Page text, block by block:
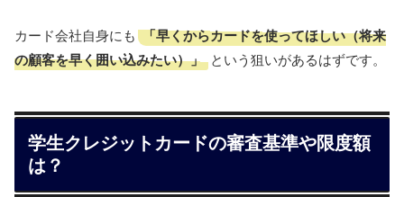
カード会社自身にも 「早くからカードを使ってほしい（将来
の顧客を早く囲い込みたい）」 という狙いがあるはずです。
学生クレジットカードの審査基準や限度額
は？